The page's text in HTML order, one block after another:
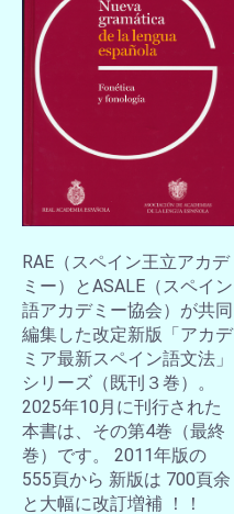
RAE（スペイン王立アカデ
ミー）とASALE（スペイン
語アカデミー協会）が共同
編集した改定新版「アカデ
ミア最新スペイン語文法」
シリーズ（既刊３巻）。
2025年10月に刊行された
本書は、その第4巻（最終
巻）です。 2011年版の
555頁から 新版は 700頁余
と大幅に改訂増補 ！！